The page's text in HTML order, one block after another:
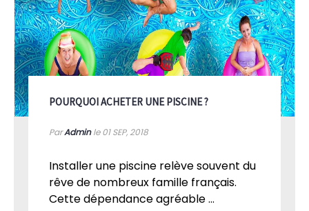
POURQUOI ACHETER UNE PISCINE ?
ParAdminle 01SEP, 2018
Installer une piscine relève souvent du
rêve de nombreux famille français.
Cette dépendance agréable ...